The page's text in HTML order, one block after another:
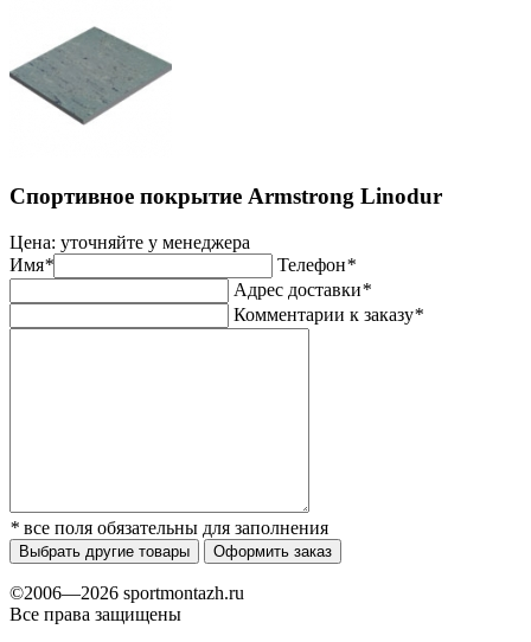
Спортивное покрытие Armstrong Linodur
Цена: уточняйте у менеджера
Имя* Телефон*
Адрес доставки*
Комментарии к заказу*
* все поля обязательны для заполнения
Выбрать другие товары Оформить заказ
©2006—2026 sportmontazh.ru
Все права защищены